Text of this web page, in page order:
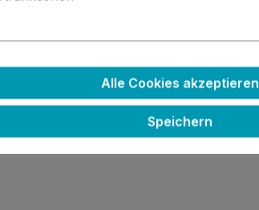
mit feiner Sprühfarbe besprühen
Alle Cookies akzeptieren
Speichern